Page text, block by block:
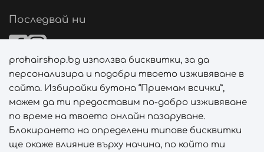
Последвай ни
Начини на плащане
Начини на доставка
prohairshop.bg използва бисквитки, за да
персонализира и подобри твоето изживяване в
сайта. Избирайки бутона “Приемам всички”,
можем да ти предоставим по-добро изживяване
по време на твоето онлайн пазаруване.
Блокирането на определени типове бисквитки
ще окаже влияние върху начина, по който ти